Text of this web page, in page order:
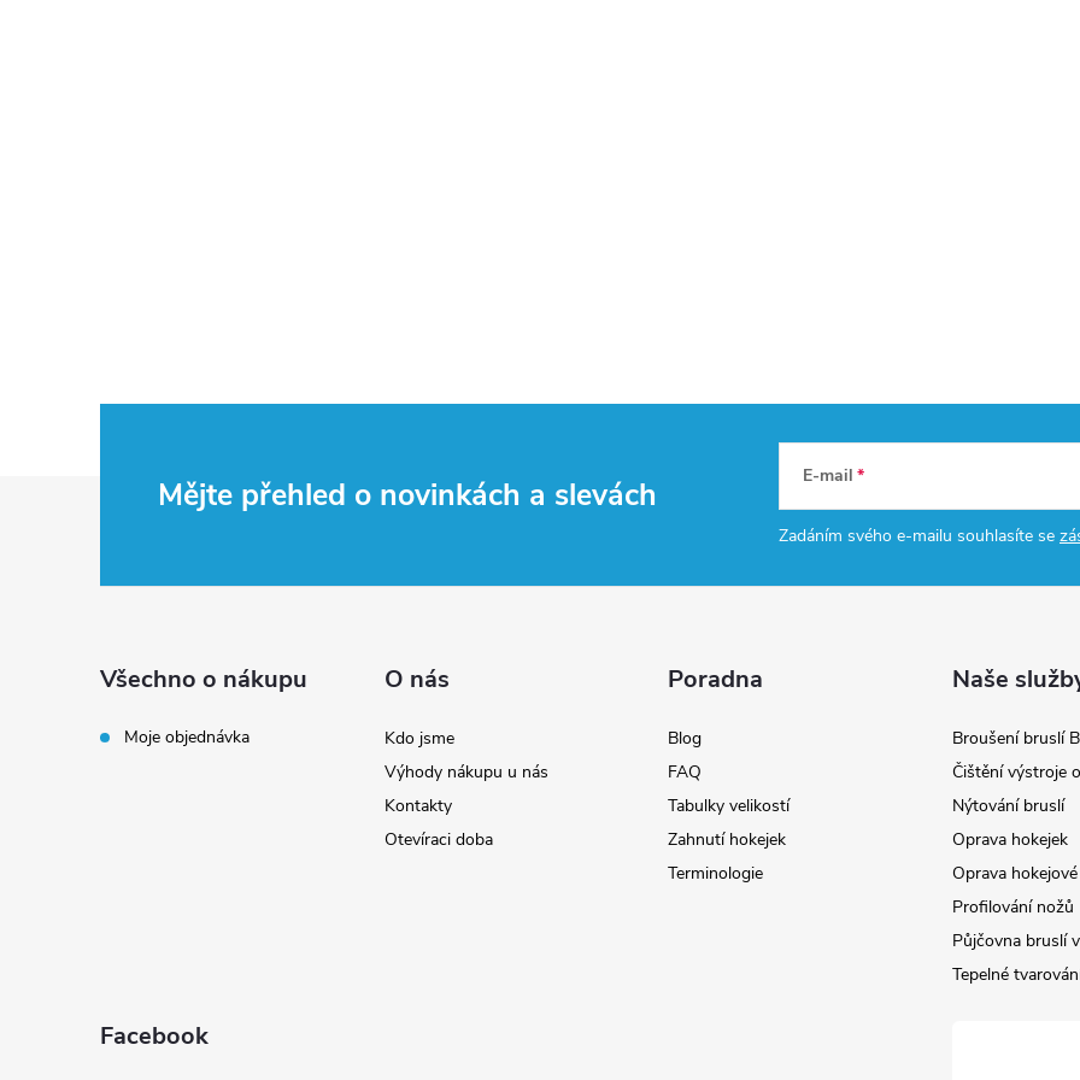
Mějte přehled o novinkách a slevách E-mail
Zadáním svého e-mailu souhlasíte se
Všechno o nákupu
Moje objednávka
O nás
Kdo jsme
Výhody nákupu u nás
Kontakty
Otevíraci doba
Poradna
Blog
FAQ
Tabulky velikostí
Zahnutí hokejek
Terminologie
Naše
Broušení bruslí
Čištění výstroje
Nýtování bruslí
Oprava hokejek
Oprava
Profilování nožů
Půjčovna bruslí
Tepelné
Facebook